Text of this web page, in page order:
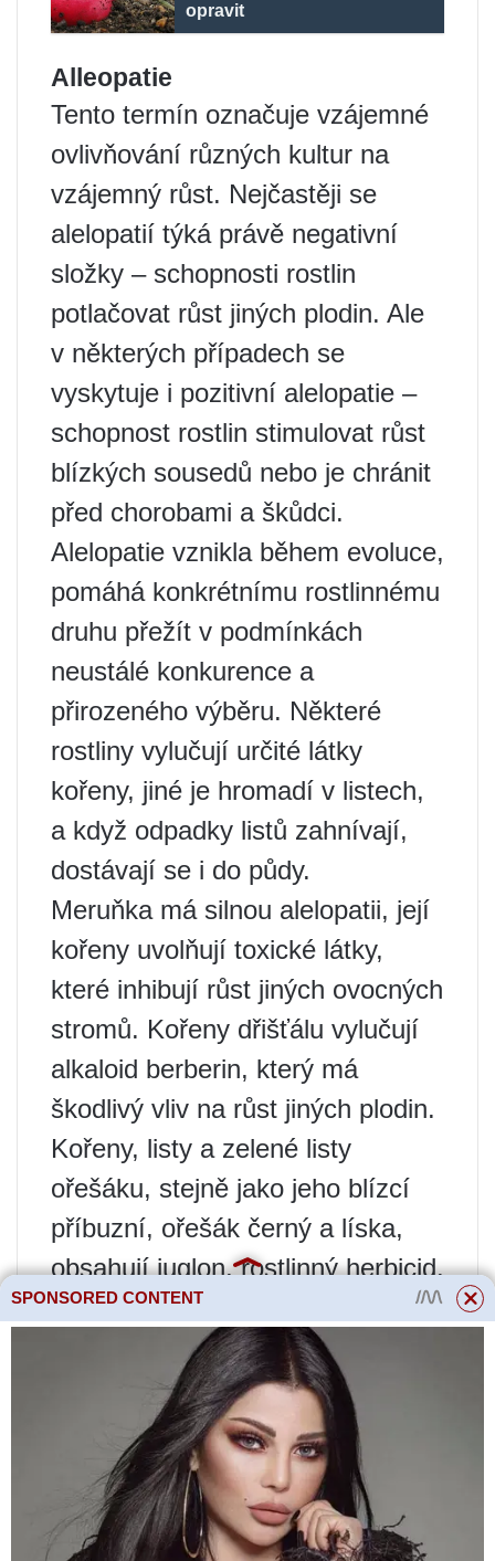
opravit
Alleopatie
Tento termín označuje vzájemné
ovlivňování různých kultur na
vzájemný růst. Nejčastěji se
alelopatií týká právě negativní
složky – schopnosti rostlin
potlačovat růst jiných plodin. Ale
v některých případech se
vyskytuje i pozitivní alelopatie –
schopnost rostlin stimulovat růst
blízkých sousedů nebo je chránit
před chorobami a škůdci.
Alelopatie vznikla během evoluce,
pomáhá konkrétnímu rostlinnému
druhu přežít v podmínkách
neustálé konkurence a
přirozeného výběru. Některé
rostliny vylučují určité látky
kořeny, jiné je hromadí v listech,
a když odpadky listů zahnívají,
dostávají se i do půdy.
Meruňka má silnou alelopatii, její
kořeny uvolňují toxické látky,
které inhibují růst jiných ovocných
stromů. Kořeny dřišťálu vylučují
alkaloid berberin, který má
škodlivý vliv na růst jiných plodin.
Kořeny, listy a zelené listy
ořešáku, stejně jako jeho blízcí
příbuzní, ořešák černý a líska,
obsahují juglon, rostlinný herbicid.
Inhibuje růst jakékoli rostliny
kromě rodiny ořechů. Zahradníci
si však všimli, že dřín a rakytník
blízkostí vlašských ořechů netrpí.
Listy jírovce, javoru jasanu a
dubu obsahují mnoho tříslovin,
které zabraňují jejich rychlému
SPONSORED CONTENT